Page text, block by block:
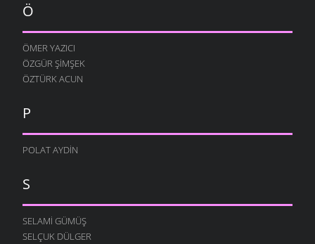
Ö
ÖMER YAZICI
ÖZGÜR ŞIMŞEK
ÖZTÜRK ACUN
P
POLAT AYDIN
S
SELAMI GÜMÜŞ
SELÇUK DÜLGER